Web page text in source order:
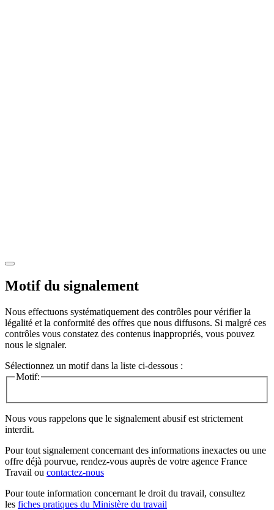
Motif du signalement
Nous effectuons systématiquement des contrôles pour vérifier la
légalité et la conformité des offres que nous diffusons. Si malgré ces
contrôles vous constatez des contenus inappropriés, vous pouvez
nous le signaler.
Sélectionnez un motif dans la liste ci-dessous :
Motif:
Nous vous rappelons que le signalement abusif est strictement
interdit.
Pour tout signalement concernant des informations inexactes ou une
offre déjà pourvue, rendez-vous auprès de votre agence France
Travail ou contactez-nous
Pour toute information concernant le droit du travail, consultez
les fiches pratiques du Ministère du travail